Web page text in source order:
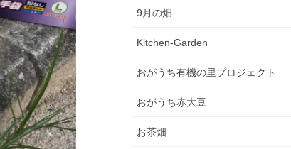
9月の畑
Kitchen-Garden
おがうち有機の里プロジェクト
おがうち赤大豆
お茶畑